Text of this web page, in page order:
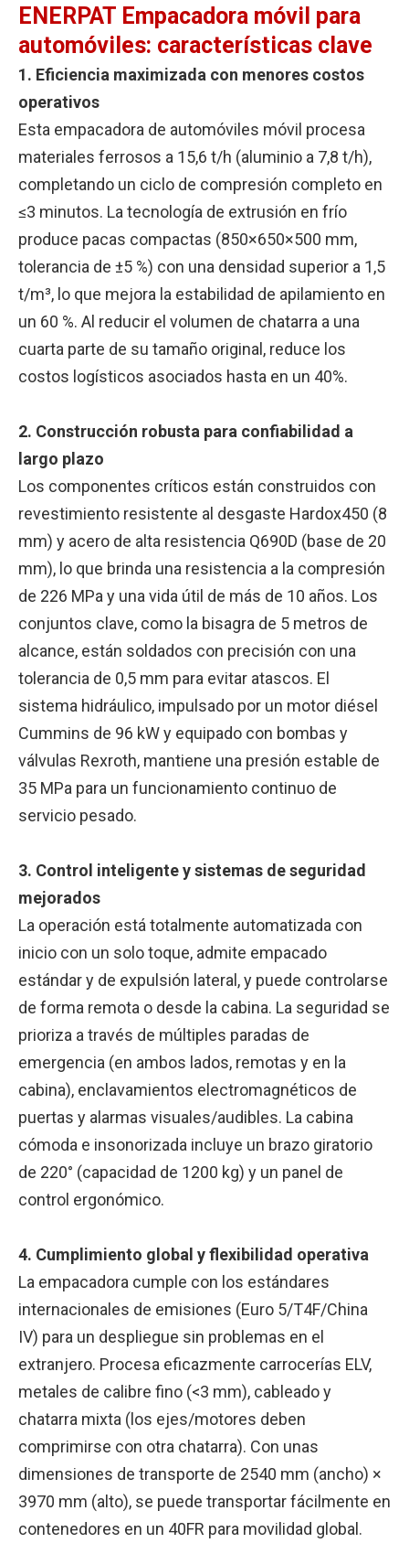
ENERPAT Empacadora móvil para
automóviles: características clave
1. Eficiencia maximizada con menores costos
operativos
Esta empacadora de automóviles móvil procesa
materiales ferrosos a 15,6 t/h (aluminio a 7,8 t/h),
completando un ciclo de compresión completo en
≤3 minutos. La tecnología de extrusión en frío
produce pacas compactas (850×650×500 mm,
tolerancia de ±5 %) con una densidad superior a 1,5
t/m³, lo que mejora la estabilidad de apilamiento en
un 60 %. Al reducir el volumen de chatarra a una
cuarta parte de su tamaño original, reduce los
costos logísticos asociados hasta en un 40%.
2. Construcción robusta para confiabilidad a
largo plazo
Los componentes críticos están construidos con
revestimiento resistente al desgaste Hardox450 (8
mm) y acero de alta resistencia Q690D (base de 20
mm), lo que brinda una resistencia a la compresión
de 226 MPa y una vida útil de más de 10 años. Los
conjuntos clave, como la bisagra de 5 metros de
alcance, están soldados con precisión con una
tolerancia de 0,5 mm para evitar atascos. El
sistema hidráulico, impulsado por un motor diésel
Cummins de 96 kW y equipado con bombas y
válvulas Rexroth, mantiene una presión estable de
35 MPa para un funcionamiento continuo de
servicio pesado.
3. Control inteligente y sistemas de seguridad
mejorados
La operación está totalmente automatizada con
inicio con un solo toque, admite empacado
estándar y de expulsión lateral, y puede controlarse
de forma remota o desde la cabina. La seguridad se
prioriza a través de múltiples paradas de
emergencia (en ambos lados, remotas y en la
cabina), enclavamientos electromagnéticos de
puertas y alarmas visuales/audibles. La cabina
cómoda e insonorizada incluye un brazo giratorio
de 220° (capacidad de 1200 kg) y un panel de
control ergonómico.
4. Cumplimiento global y flexibilidad operativa
La empacadora cumple con los estándares
internacionales de emisiones (Euro 5/T4F/China
IV) para un despliegue sin problemas en el
extranjero. Procesa eficazmente carrocerías ELV,
metales de calibre fino (<3 mm), cableado y
chatarra mixta (los ejes/motores deben
comprimirse con otra chatarra). Con unas
dimensiones de transporte de 2540 mm (ancho) ×
3970 mm (alto), se puede transportar fácilmente en
contenedores en un 40FR para movilidad global.